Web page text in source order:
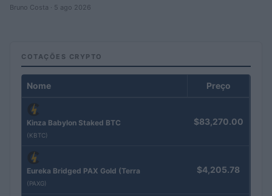
Bruno Costa · 5 ago 2026
COTAÇÕES CRYPTO
Nome Preço
Kinza Babylon Staked BTC
(KBTC)
$83,270.00
Eureka Bridged PAX Gold (Terra
(PAXG)
$4,205.78